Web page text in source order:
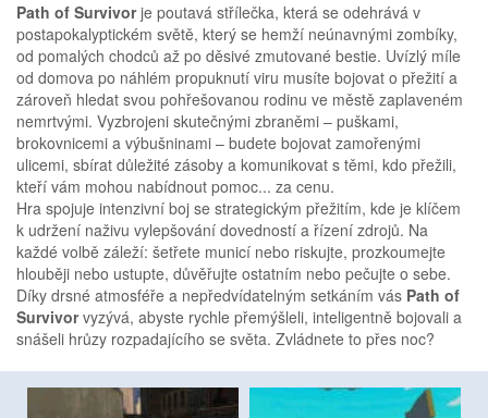
Path of Survivorje poutavá střílečka, která se odehrává v
postapokalyptickém světě, který se hemží neúnavnými zombíky,
od pomalých chodců až po děsivé zmutované bestie. Uvízlý míle
od domova po náhlém propuknutí viru musíte bojovat o přežití a
zároveň hledat svou pohřešovanou rodinu ve městě zaplaveném
nemrtvými. Vyzbrojeni skutečnými zbraněmi – puškami,
brokovnicemi a výbušninami – budete bojovat zamořenými
ulicemi, sbírat důležité zásoby a komunikovat s těmi, kdo přežili,
kteří vám mohou nabídnout pomoc... za cenu.
Hra spojuje intenzivní boj se strategickým přežitím, kde je klíčem
k udržení naživu vylepšování dovedností a řízení zdrojů. Na
každé volbě záleží: šetřete municí nebo riskujte, prozkoumejte
hlouběji nebo ustupte, důvěřujte ostatním nebo pečujte o sebe.
Díky drsné atmosféře a nepředvídatelným setkáním vás Path of
Survivorvyzývá, abyste rychle přemýšleli, inteligentně bojovali a
snášeli hrůzy rozpadajícího se světa. Zvládnete to přes noc?